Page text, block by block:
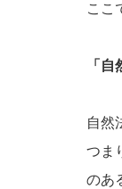
ここ
「
自然
つま
のあ